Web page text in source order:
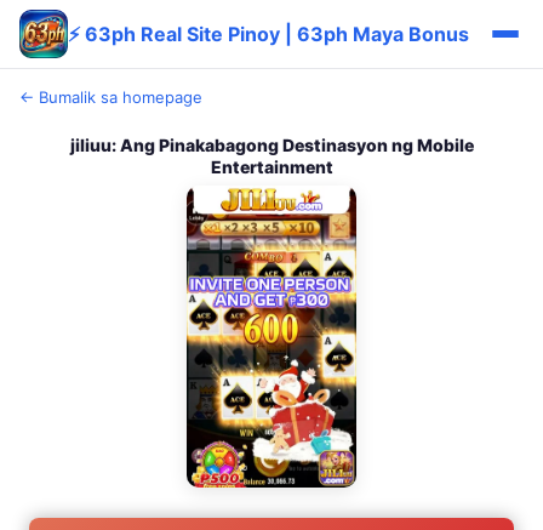
⚡ 63ph Real Site Pinoy | 63ph Maya Bonus
← Bumalik sa homepage
jiliuu: Ang Pinakabagong Destinasyon ng Mobile
Entertainment